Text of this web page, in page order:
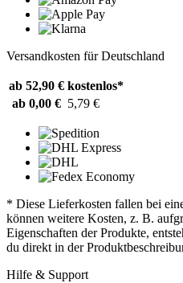
Versandkosten für Deutschland
ab 52,90 € kostenlos*
ab 0,00 € 5,79 €
* Diese Lieferkosten fallen bei
können weitere Kosten, z. B.
Eigenschaften der Produkte,
du direkt in der
Hilfe & Support